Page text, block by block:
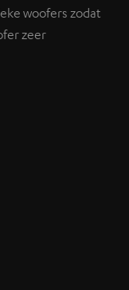
woofers zodat
zeer